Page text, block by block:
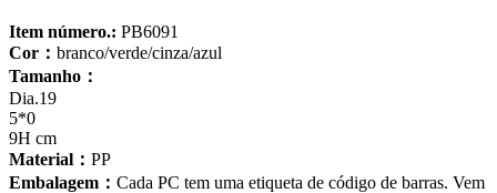
Item número.: PB6091
Cor： branco/verde/cinza/azul
Tamanho：
Dia.19
5*0
9H cm
Material： PP
Embalagem： Cada PC tem uma etiqueta de código de barras. Vem